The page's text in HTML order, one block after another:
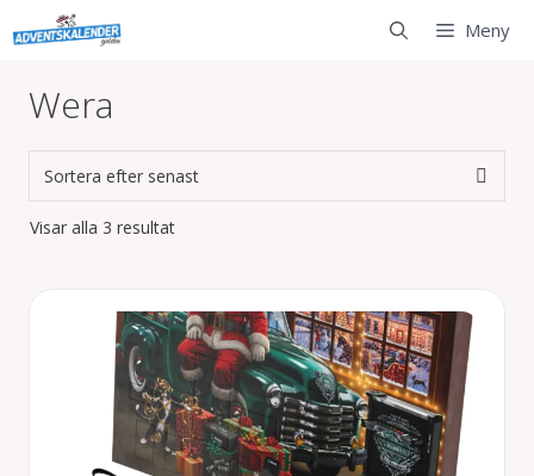
Hoppa
till
Meny
Wera
Visar alla 3 resultatSortera